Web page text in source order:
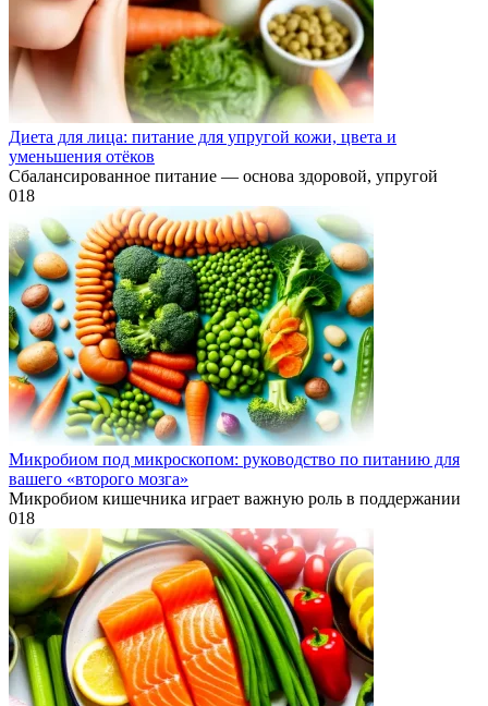
Диета для лица: питание для упругой кожи, цвета и
уменьшения отёков
Сбалансированное питание — основа здоровой, упругой
018
Микробиом под микроскопом: руководство по питанию для
вашего «второго мозга»
Микробиом кишечника играет важную роль в поддержании
018